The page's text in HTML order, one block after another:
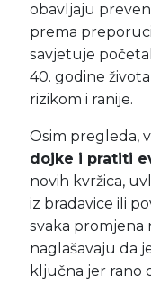
obavljaju
prema
savjetuje
40. godine
rizikom i ranije.
Osim pregleda,
dojke i pratiti
novih kvržica,
iz bradavice ili
svaka promjena
naglašavaju da
ključna jer rano